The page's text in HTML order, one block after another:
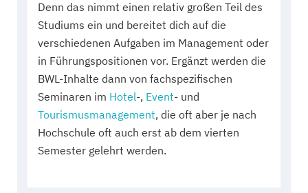
Denn das nimmt einen relativ großen Teil des
Studiums ein und bereitet dich auf die
verschiedenen Aufgaben im Management oder
in Führungspositionen vor. Ergänzt werden die
BWL-Inhalte dann von fachspezifischen
Seminaren im Hotel-, Event- und
Tourismusmanagement, die oft aber je nach
Hochschule oft auch erst ab dem vierten
Semester gelehrt werden.